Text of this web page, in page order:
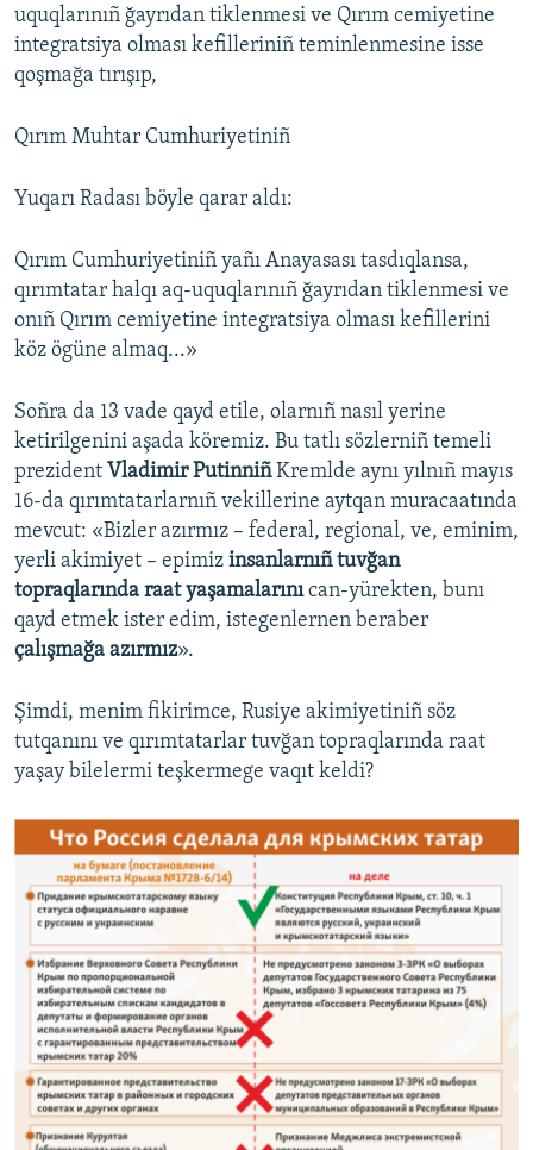
uquqlarınıñ ğayrıdan tiklenmesi ve Qırım cemiyetine
integratsiya olması kefilleriniñ teminlenmesine isse
qoşmağa tırışıp,
Qırım Muhtar Cumhuriyetiniñ
Yuqarı Radası böyle qarar aldı:
Qırım Cumhuriyetiniñ yañı Anayasası tasdıqlansa,
qırımtatar halqı aq-uquqlarınıñ ğayrıdan tiklenmesi ve
onıñ Qırım cemiyetine integratsiya olması kefillerini
köz ögüne almaq...»
Soñra da 13 vade qayd etile, olarnıñ nasıl yerine
ketirilgenini aşada köremiz. Bu tatlı sözlerniñ temeli
prezident Vladimir PutinniñKremlde aynı yılnıñ mayıs
16-da qırımtatarlarnıñ vekillerine aytqan muracaatında
mevcut: «Bizler azırmız – federal, regional, ve, eminim,
yerli akimiyet – epimiz insanlarnıñ tuvğan
topraqlarında raat yaşamalarınıcan-yürekten, bunı
qayd etmek ister edim, istegenlernen beraber
çalışmağa azırmız».
Şimdi, menim fikirimce, Rusiye akimiyetiniñ söz
tutqanını ve qırımtatarlar tuvğan topraqlarında raat
yaşay bilelermi teşkermege vaqıt keldi?